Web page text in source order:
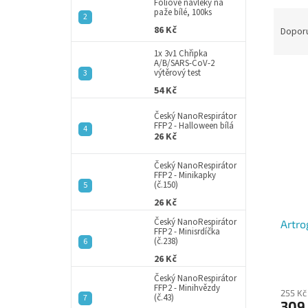
paže bílé, 100ks
86 Kč
1x 3v1 Chřipka
A/B/SARS-CoV-2
výtěrový test
54 Kč
Český NanoRespirátor
FFP2 - Halloween bílá
26 Kč
Český NanoRespirátor
FFP2 - Minikapky
(č.150)
26 Kč
Český NanoRespirátor
FFP2 - Minisrdíčka
(č.238)
26 Kč
Český NanoRespirátor
FFP2 - Minihvězdy
(č.43) 255